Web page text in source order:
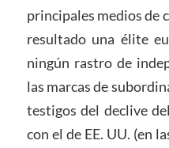
principales medios de
resultado una élite
ningún rastro de
las marcas de
testigos del declive
con el de EE. UU. (en